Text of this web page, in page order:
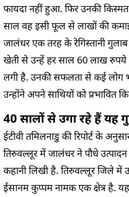
फायदा नहीं हुआ. फिर उनकी
साल वह इसी फूल से लाखों की
जालंधर एक तरह के रेगिस्‍तानी
खेती से उन्‍हें हर साल 60 लाख
लगी है. उनकी सफलता से कई लोग
उन्‍होंने अपने साथियों को प्रभावित
40 सालों से उगा रहे हैं यह
ईटीवी तमिलनाडु की रिपोर्ट के
तिरुवल्लूर में जालंधर ने पौधे
कहानी लिखी है. तिरुवल्लूर जिले में
ईसानम कुप्पम नामक एक क्षेत्र है.